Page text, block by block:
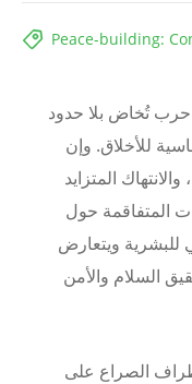
Peace-building:
حرب تُخاض بلا حدود
للأخلاق. وإن
المتزايد
المتفاقمة حول
للبشرية ويتعارض
السلام والأمن
الصراع على